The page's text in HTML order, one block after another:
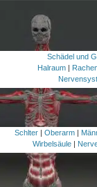
Schädel und
Halraum
Schlter |Oberarm |
Wirbelsäule|